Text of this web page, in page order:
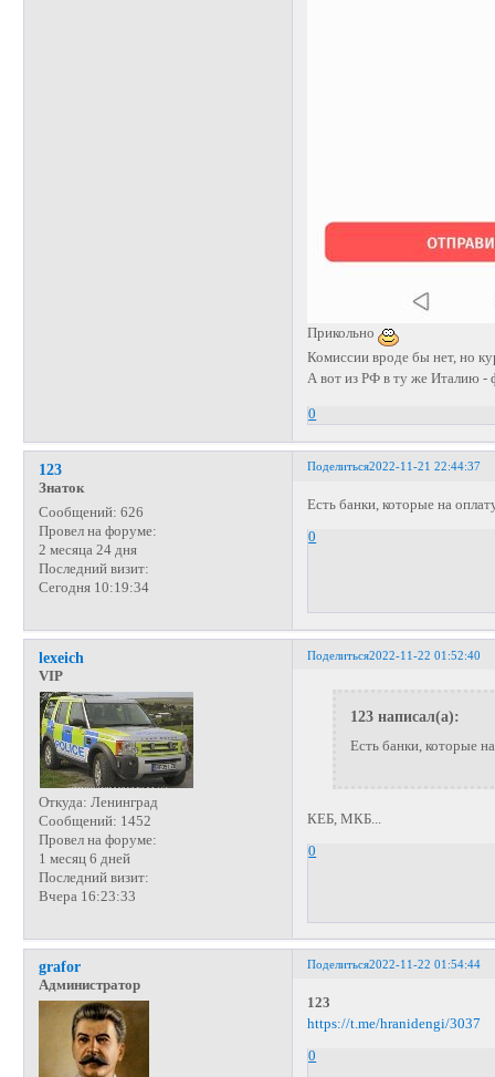
Прикольно
Комиссии вроде бы нет, но
А вот из РФ в ту же Италию -
0
Поделиться2022-11-21 22:44:37
123
Знаток
Сообщений: 626
Провел на форуме:
2 месяца 24 дня
Последний визит:
Сегодня 10:19:34
Есть банки, которые на
0
Поделиться2022-11-22 01:52:40
lexeich
VIP
Откуда: Ленинград
Сообщений: 1452
Провел на форуме:
1 месяц 6 дней
Последний визит:
Вчера 16:23:33
123 написал(а):
Есть банки, которые
КЕБ, МКБ...
0
Поделиться2022-11-22 01:54:44
grafor
Администратор
123
https://t.me/hranidengi/3037
0